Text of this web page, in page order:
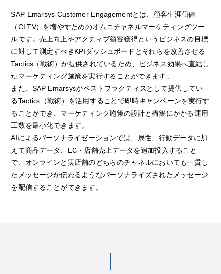
SAP Emarsys Customer Engagementとは、顧客生涯価値
（CLTV）を増やすためのオムニチャネルマーケティングツー
ルです。売上向上やアクティブ顧客獲得というビジネスの目標
に対して測定すべきKPIダッシュボードとそれらを改善させる
Tactics（戦術）が提供されているため、ビジネス効果へ直結し
たマーケティング施策を実行することができます。
また、SAP Emarsysがベストプラクティスとして提供してい
るTactics（戦術）を活用することで即時キャンペーンを実行す
ることができ、マーケティング施策の設計と構築にかかる運用
工数を最小化できます。
AIによるパーソナライゼーションでは、属性、行動データに加
えて商品データ、EC・店舗売上データを追加投入すること
で、オンラインと実店舗のどちらのチャネルにおいても一貫し
たメッセージが伝わるようなパーソナライズされたメッセージ
を配信することができます。